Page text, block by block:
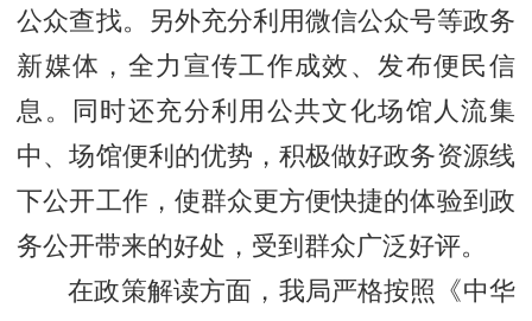
公众查找。另外充分利用微信公众号等政务
新媒体，全力宣传工作成效、发布便民信
息。同时还充分利用公共文化场馆人流集
中、场馆便利的优势，积极做好政务资源线
下公开工作，使群众更方便快捷的体验到政
务公开带来的好处，受到群众广泛好评。
在政策解读方面，我局严格按照《中华